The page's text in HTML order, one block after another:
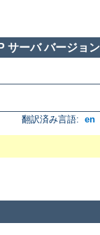
サーバ バージョ
翻訳済み言語: en